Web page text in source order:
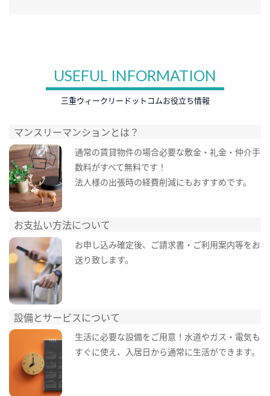
USEFUL INFORMATION
三重ウィークリードットコムお役立ち情報
マンスリーマンションとは？
通常の賃貸物件の場合必要な敷金・礼金・仲介手
数料がすべて無料です！
法人様の出張時の経費削減にもおすすめです。
お支払い方法について
お申し込み確定後、ご請求書・ご利用案内等をお
送り致します。
設備とサービスについて
生活に必要な設備をご用意！水道やガス・電気も
すぐに使え、入居日から通常に生活ができます。